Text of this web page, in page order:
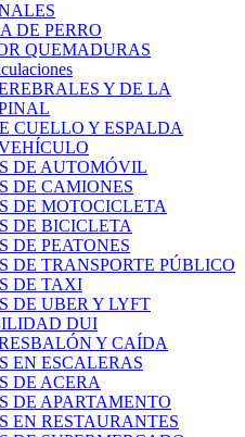
DE PERRO
QUEMADURAS
Y DE LA
CUELLO Y ESPALDA
DE AUTOMÓVIL
DE CAMIONES
DE MOTOCICLETA
DE BICICLETA
DE PEATONES
DE TRANSPORTE PÚBLICO
DE TAXI
DE UBER Y LYFT
DUI
Y CAÍDA
EN ESCALERAS
DE ACERA
DE APARTAMENTO
EN RESTAURANTES